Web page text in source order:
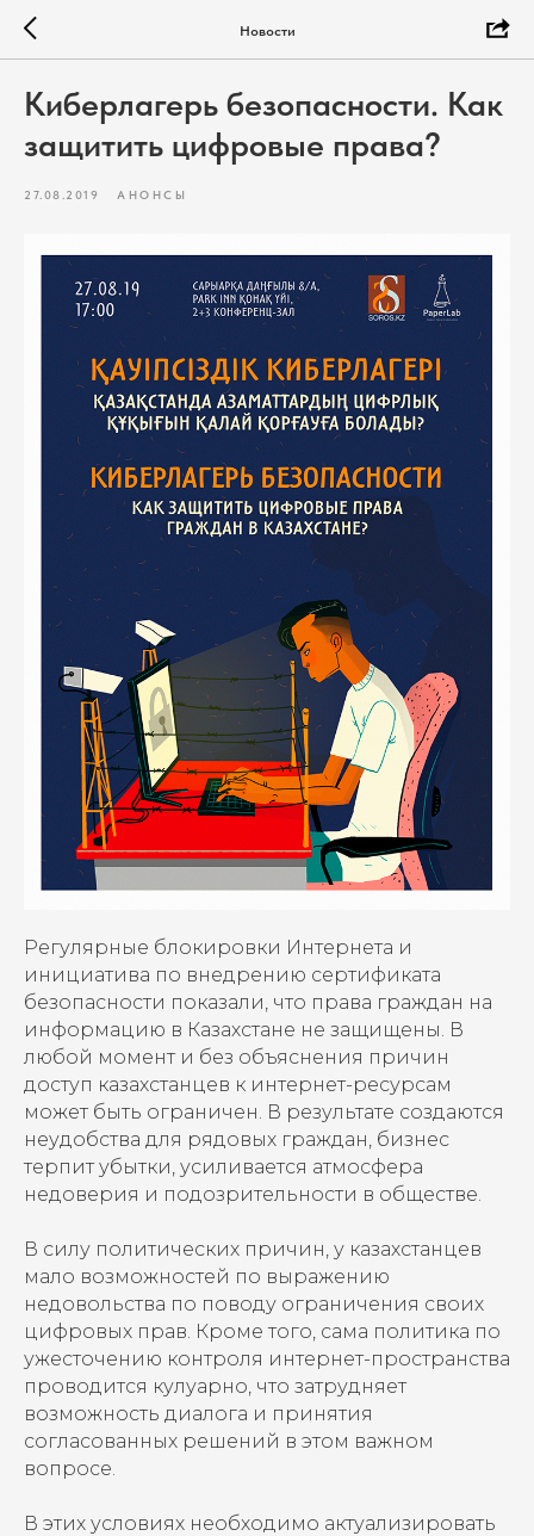
Новости
Киберлагерь безопасности. Как
защитить цифровые права?
27.08.2019 АНОНСЫ
Регулярные блокировки Интернета и
инициатива по внедрению сертификата
безопасности показали, что права граждан на
информацию в Казахстане не защищены. В
любой момент и без объяснения причин
доступ казахстанцев к интернет-ресурсам
может быть ограничен. В результате создаются
неудобства для рядовых граждан, бизнес
терпит убытки, усиливается атмосфера
недоверия и подозрительности в обществе.
В силу политических причин, у казахстанцев
мало возможностей по выражению
недовольства по поводу ограничения своих
цифровых прав. Кроме того, сама политика по
ужесточению контроля интернет-пространства
проводится кулуарно, что затрудняет
возможность диалога и принятия
согласованных решений в этом важном
вопросе.
В этих условиях необходимо актуализировать